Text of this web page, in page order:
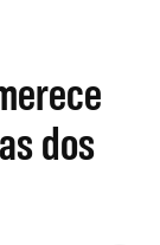
dos